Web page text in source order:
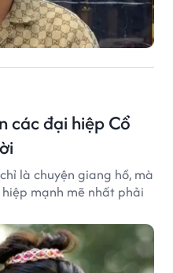
các đại hiệp Cổ
là chuyện giang hồ, mà
mạnh mẽ nhất phải